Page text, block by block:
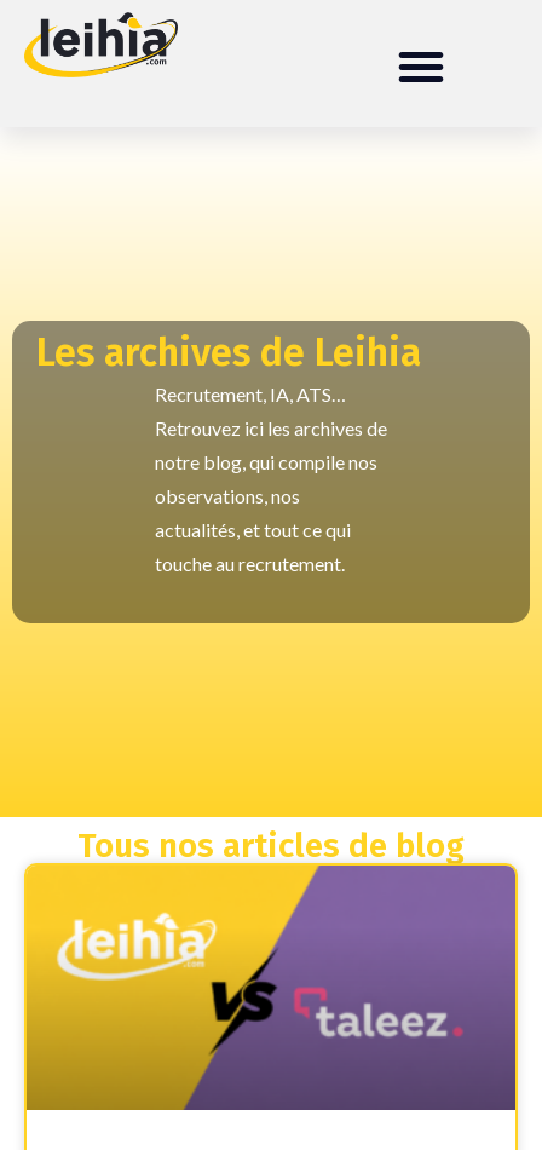
Les archives de Leihia
Recrutement, IA, ATS…
Retrouvez ici les archives de
notre blog, qui compile nos
observations, nos
actualités, et tout ce qui
touche au recrutement.
Tous nos articles de blog